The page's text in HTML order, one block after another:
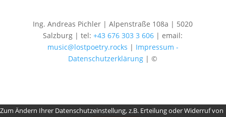
Ing. Andreas Pichler | Alpenstraße 108a | 5020
Salzburg | tel:+43 676 303 3 606 | email:
music@lostpoetry.rocks | Impressum -
Datenschutzerklärung | ©
Zum Ändern Ihrer Datenschutzeinstellung, z.B. Erteilung oder Widerruf von